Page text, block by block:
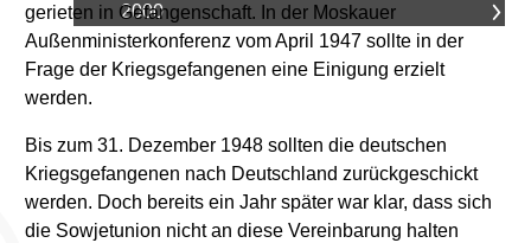
2000
gerieten in Gefangenschaft. In der Moskauer
Außenministerkonferenz vom April 1947 sollte in der
Frage der Kriegsgefangenen eine Einigung erzielt
werden.
Bis zum 31. Dezember 1948 sollten die deutschen
Kriegsgefangenen nach Deutschland zurückgeschickt
werden. Doch bereits ein Jahr später war klar, dass sich
die Sowjetunion nicht an diese Vereinbarung halten